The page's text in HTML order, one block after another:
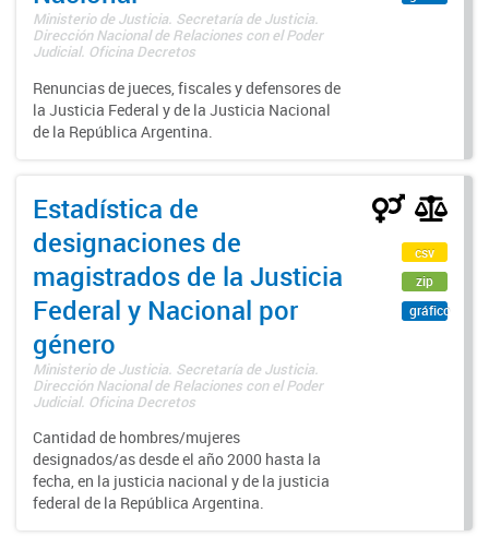
Ministerio de Justicia. Secretaría de Justicia.
Dirección Nacional de Relaciones con el Poder
Judicial. Oficina Decretos
Renuncias de jueces, fiscales y defensores de
la Justicia Federal y de la Justicia Nacional
de la República Argentina.
Estadística de
designaciones de
magistrados de la Justicia
Federal y Nacional por
género
Ministerio de Justicia. Secretaría de Justicia.
Dirección Nacional de Relaciones con el Poder
Judicial. Oficina Decretos
Cantidad de hombres/mujeres
designados/as desde el año 2000 hasta la
fecha, en la justicia nacional y de la justicia
federal de la República Argentina.
csv
zip
gráfico